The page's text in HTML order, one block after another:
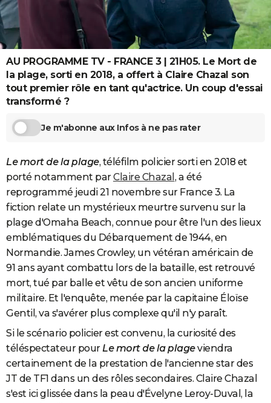
Destinations
City break
Voyage nature
Voyage de noces
Forum
Climat
+
PHOTO
GUIDES D'ACHAT
BONS PLANS
CARTE DE VOEUX
Dictionnaire
Biographies
Citations
Expressions
Proverbes
PROGRAMME TV
COPAINS D'AVANT
S'inscrire
Se connecter
Lycées
Collèges
Primaires
Universités
Entreprises
Service militaire
Avis de recherche
FORUM
Bricolage
Lifestyle
Culture
Sport
Auto
Television
Voyage
Cinema
AU PROGRAMME TV - FRANCE 3 | 21H05. Le Mort de
la plage, sorti en 2018, a offert à Claire Chazal son
tout premier rôle en tant qu'actrice. Un coup d'essai
transformé ?
Je m'abonne aux Infos à ne pas rater
Le mort de la plage, téléfilm policier sorti en 2018 et
porté notamment parClaire Chazal , a été
reprogrammé jeudi 21 novembre sur France 3. La
fiction relate un mystérieux meurtre survenu sur la
plage d'Omaha Beach, connue pour être l'un des lieux
emblématiques du Débarquement de 1944, en
Normandie. James Crowley, un vétéran américain de
91 ans ayant combattu lors de la bataille, est retrouvé
mort, tué par balle et vêtu de son ancien uniforme
militaire. Et l'enquête, menée par la capitaine Éloïse
Gentil, va s'avérer plus complexe qu'il n'y paraît.
Si le scénario policier est convenu, la curiosité des
téléspectateur pourLe mort de la plageviendra
certainement de la prestation de l'ancienne star des
JT de TF1 dans un des rôles secondaires. Claire Chazal
s'est ici glissée dans la peau d'Évelyne Leroy-Duval, la